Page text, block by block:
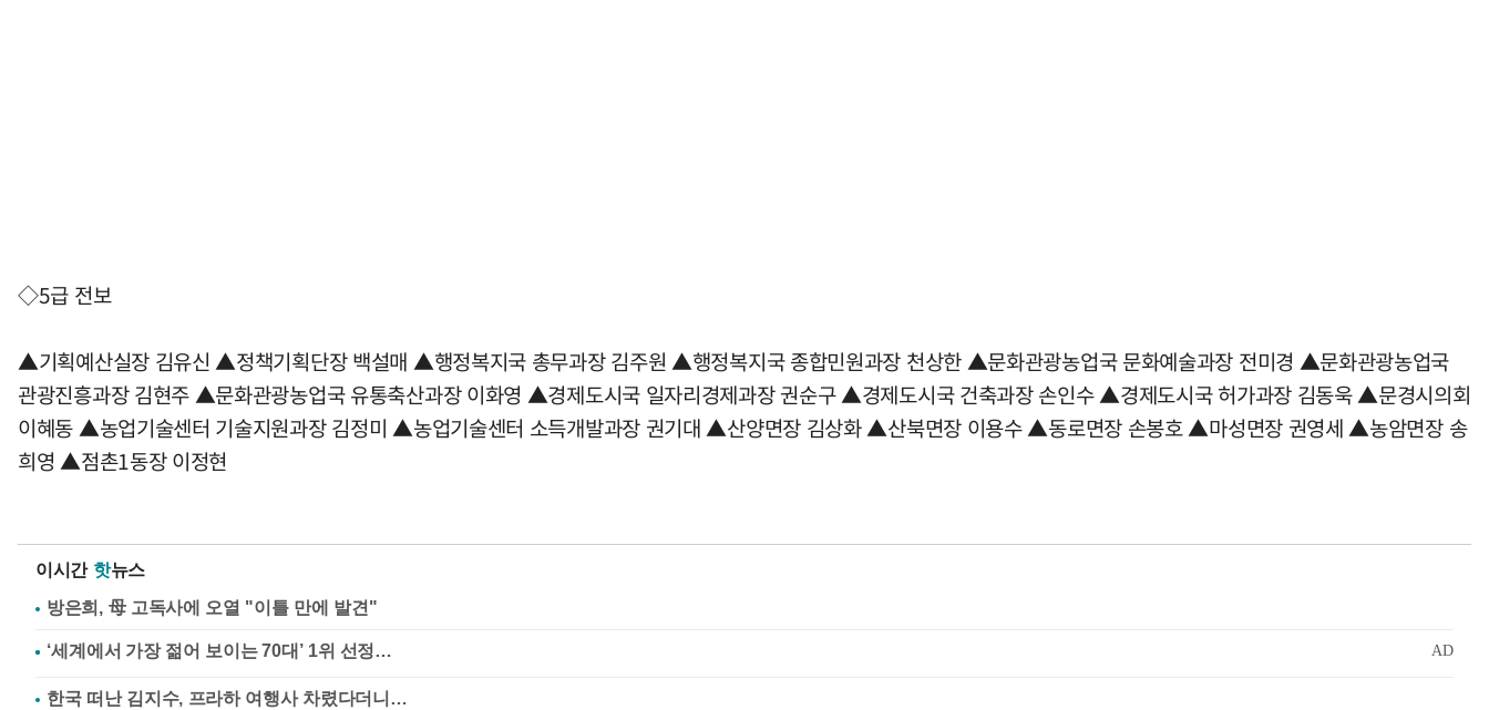
◇5급 전보
▲기획예산실장 김유신 ▲정책기획단장 백설매 ▲행정복지국 총무과장 김주원 ▲행정복지국 종합민원과장 천상한 ▲문화관광농업국 문화예술과장 전미경 ▲문화관광농업국
관광진흥과장 김현주 ▲문화관광농업국 유통축산과장 이화영 ▲경제도시국 일자리경제과장 권순구 ▲경제도시국 건축과장 손인수 ▲경제도시국 허가과장 김동욱 ▲문경시의회
이혜동 ▲농업기술센터 기술지원과장 김정미 ▲농업기술센터 소득개발과장 권기대 ▲산양면장 김상화 ▲산북면장 이용수 ▲동로면장 손봉호 ▲마성면장 권영세 ▲농암면장 송
희영 ▲점촌1동장 이정현
이시간 핫뉴스
방은희, 母 고독사에 오열 "이틀 만에 발견"
한국 떠난 김지수, 프라하 여행사 차렸다더니…